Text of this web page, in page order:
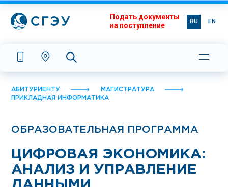
RU EN
Подать документы
на поступление
АБИТУРИЕНТУ
МАГИСТРАТУРА
ПРИКЛАДНАЯ ИНФОРМАТИКА
ОБРАЗОВАТЕЛЬНАЯ ПРОГРАММА
ЦИФРОВАЯ ЭКОНОМИКА:
АНАЛИЗ И УПРАВЛЕНИЕ